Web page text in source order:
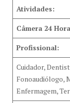
Atividades:
Câmera 24
Profissional:
Cuidador,
Fonoaudiólogo,
Enfermagem,